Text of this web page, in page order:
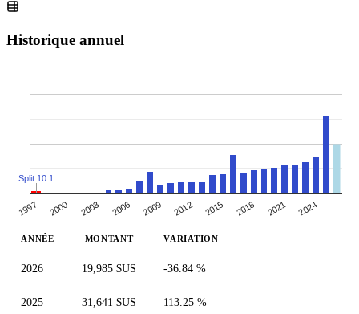
Historique annuel
1997 2000 2003 2006 2009 2012 2015 2018 2021 2024
Split 10:1
ANNÉE MONTANT VARIATION
2026 19,985 $US -36.84 %
2025 31,641 $US 113.25 %